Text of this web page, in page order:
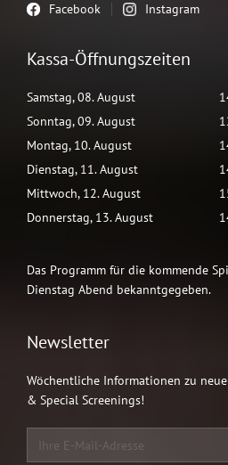
Facebook Instagram
Kassa-Öffnungszeiten
Samstag,08.August
Sonntag,09.August
Montag, 10.August
Dienstag, 11.August
Mittwoch, 12.August
Donnerstag, 13.August
Das Programm für die kommende
Dienstag Abend bekanntgegeben.
Newsletter
Wöchentliche Informationen zu
& Special Screenings!